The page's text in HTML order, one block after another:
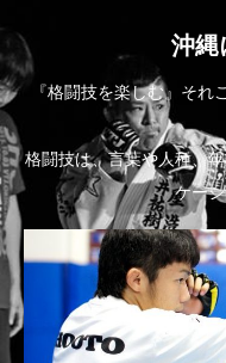
沖縄
『格闘技を楽しむ』それ
格闘技は、言葉や人種、
ケー